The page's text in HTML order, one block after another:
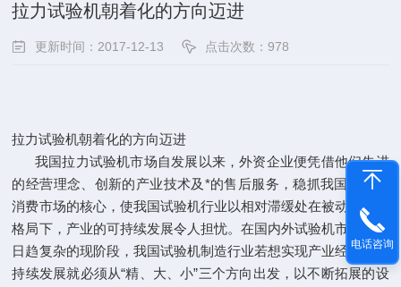
拉力试验机朝着化的方向迈进
更新时间：2017-12-13 点击次数：978
拉力试验机朝着化的方向迈进
我国拉力试验机市场自发展以来，外资企业便凭借他们先进
的经营理念、创新的产业技术及*的售后服务，稳抓我国试验机
消费市场的核心，使我国试验机行业以相对滞缓处在被动发展的
格局下，产业的可持续发展令人担忧。在国内外试验机市场环境
日趋复杂的现阶段，我国试验机制造行业若想实现产业经济的可
持续发展就必须从“精、大、小”三个方向出发，以不断拓展的设
电话咨询